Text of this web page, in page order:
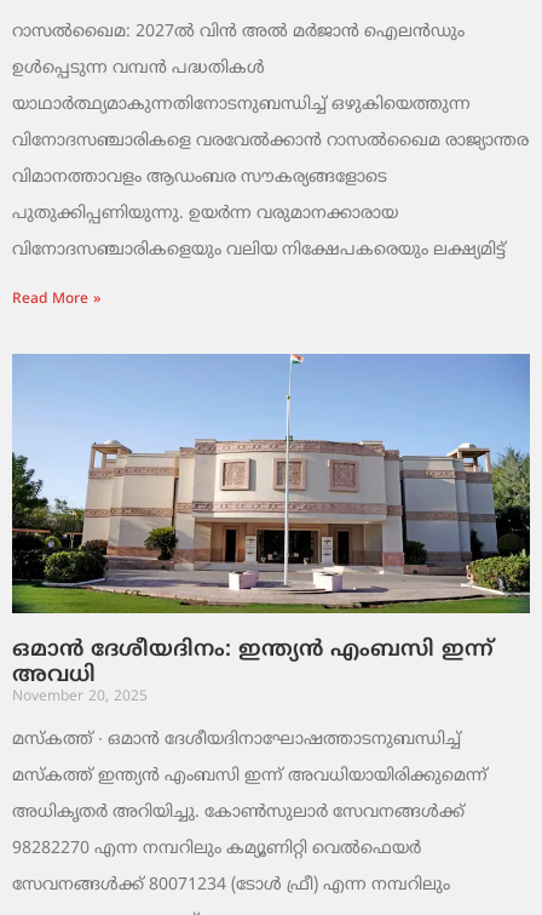
റാസൽഖൈമ: 2027ൽ വിൻ അൽ മർജാൻ ഐലൻഡും
ഉൾപ്പെടുന്ന വമ്പൻ പദ്ധതികൾ
യാഥാർത്ഥ്യമാകുന്നതിനോടനുബന്ധിച്ച് ഒഴുകിയെത്തുന്ന
വിനോദസഞ്ചാരികളെ വരവേൽക്കാൻ റാസൽഖൈമ രാജ്യാന്തര
വിമാനത്താവളം ആഡംബര സൗകര്യങ്ങളോടെ
പുതുക്കിപ്പണിയുന്നു. ഉയർന്ന വരുമാനക്കാരായ
വിനോദസഞ്ചാരികളെയും വലിയ നിക്ഷേപകരെയും ലക്ഷ്യമിട്ട്
Read More »
ഒമാൻ ദേശീയദിനം: ഇന്ത്യൻ എംബസി ഇന്ന്
അവധി
November 20, 2025
മസ്‌കത്ത് ∙ ഒമാൻ ദേശീയദിനാഘോഷത്താടനുബന്ധിച്ച്
മസ്‌കത്ത് ഇന്ത്യൻ എംബസി ഇന്ന് അവധിയായിരിക്കുമെന്ന്
അധികൃതർ അറിയിച്ചു. കോൺസുലാർ സേവനങ്ങൾക്ക്
98282270 എന്ന നമ്പറിലും കമ്യൂണിറ്റി വെൽഫെയർ
സേവനങ്ങൾക്ക് 80071234 (ടോൾ ഫ്രീ) എന്ന നമ്പറിലും